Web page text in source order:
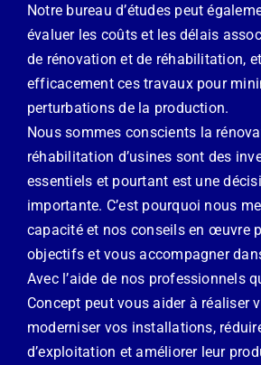
Notre bureau d’études peut
évaluer les coûts et les délais
de rénovation et de réhabilitation,
efficacement ces travaux pour
perturbations de la production.
Nous sommes conscients la
réhabilitation d’usines sont des
essentiels et pourtant est une
importante. C’est pourquoi nous
capacité et nos conseils en œuvre
objectifs et vous accompagner
Avec l’aide de nos professionnels
Concept peut vous aider à réaliser
moderniser vos installations,
d’exploitation et améliorer leur